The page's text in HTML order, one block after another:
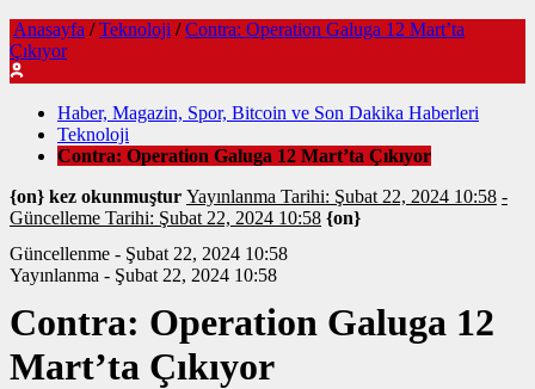
Anasayfa / Teknoloji / Contra: Operation Galuga 12 Mart’ta
Çıkıyor
Haber, Magazin, Spor, Bitcoin ve Son Dakika Haberleri
Teknoloji
Contra: Operation Galuga 12 Mart’ta Çıkıyor
{on} kez okunmuştur Yayınlanma Tarihi: Şubat 22, 2024 10:58 -
Güncelleme Tarihi: Şubat 22, 2024 10:58 {on}
Güncellenme - Şubat 22, 2024 10:58
Yayınlanma - Şubat 22, 2024 10:58
Contra: Operation Galuga 12
Mart’ta Çıkıyor